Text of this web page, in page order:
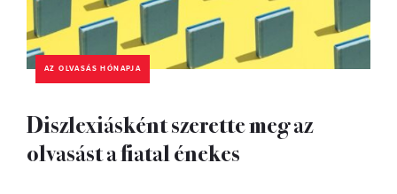
AZ OLVASÁS HÓNAPJA
Diszlexiásként szerette meg az
olvasást a fiatal énekes